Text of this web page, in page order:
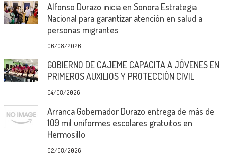
Alfonso Durazo inicia en Sonora Estrategia
Nacional para garantizar atención en salud a
personas migrantes
06/08/2026
GOBIERNO DE CAJEME CAPACITA A JÓVENES EN
PRIMEROS AUXILIOS Y PROTECCIÓN CIVIL
04/08/2026
Arranca Gobernador Durazo entrega de más de
109 mil uniformes escolares gratuitos en
Hermosillo
02/08/2026